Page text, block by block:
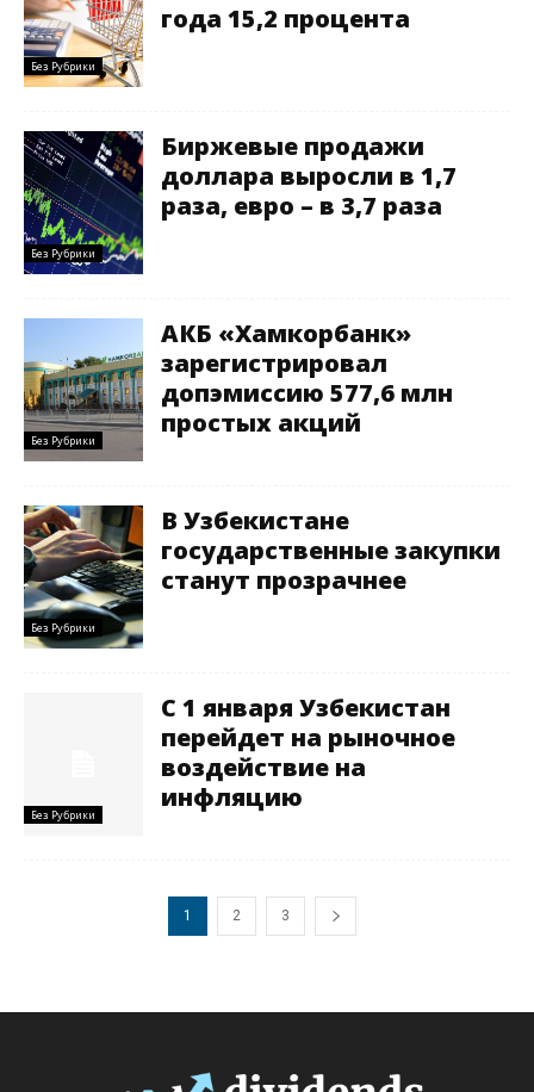
Без Рубрики
года 15,2 процента
Без Рубрики
Биржевые продажи
доллара выросли в 1,7
раза, евро – в 3,7 раза
Без Рубрики
АКБ «Хамкорбанк»
зарегистрировал
допэмиссию 577,6 млн
простых акций
Без Рубрики
В Узбекистане
государственные закупки
станут прозрачнее
Без Рубрики
С 1 января Узбекистан
перейдет на рыночное
воздействие на
инфляцию
1 2 3